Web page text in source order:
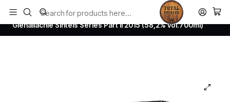
Todos los productos estan en stock. Despachamos a todo Chile.
Home Whisky
Scotch Whisky Speyside
Glenallachie Sinteis Series Part II 2015 (58,2% vol.700ml)